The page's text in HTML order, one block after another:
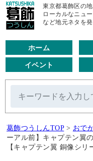
東京都葛飾区の
ローカルなニュ
など地元ネタを
ホーム
イベント
葛飾つうしんTOP > おで
ーアル前】キャプテン翼
【キャプテン翼 銅像シリ